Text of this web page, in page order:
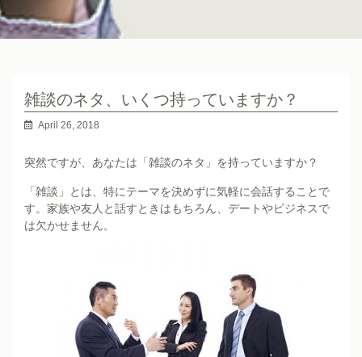
雑談のネタ、いくつ持っていますか？
April 26, 2018
突然ですが、あなたは「雑談のネタ」を持っていますか？
「雑談」とは、特にテーマを決めずに気軽に会話することで
す。家族や友人と話すときはもちろん、デートやビジネスで
は欠かせません。